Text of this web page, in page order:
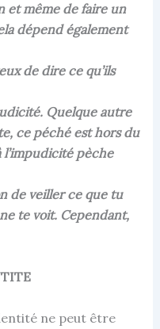
et même de faire un
dépend également
de dire ce qu’ils
Quelque autre
ce péché est hors du
l’impudicité pèche
de veiller ce que tu
te voit. Cependant,
ne peut être